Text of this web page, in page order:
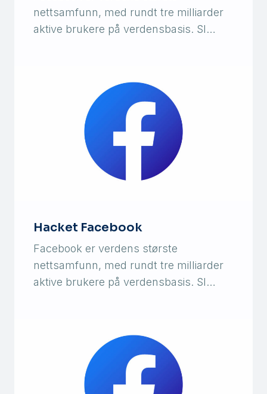
nettsamfunn, med rundt tre milliarder
aktive brukere på verdensbasis. Sl…
Hacket Facebook
Facebook er verdens største
nettsamfunn, med rundt tre milliarder
aktive brukere på verdensbasis. Sl…